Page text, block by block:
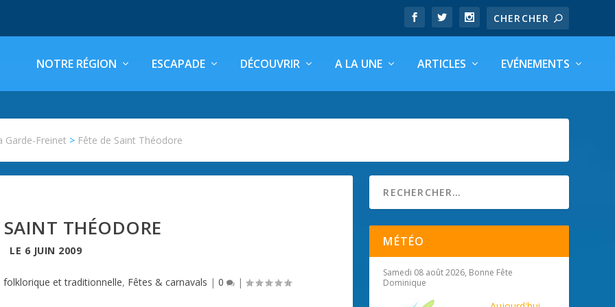
NOTRE RÉGION ESCAPADE DÉCOUVRIR A LA UNE ARTICLES EVÉNEMENTS
Garde-Freinet > Fête de Saint Théodore
SAINT THÉODORE
LE 6 JUIN 2009
folklorique et traditionnelle, Fêtes & carnavals |0 |
MÉTÉO
Samedi 08 août 2026, Bonne Fête
Dominique